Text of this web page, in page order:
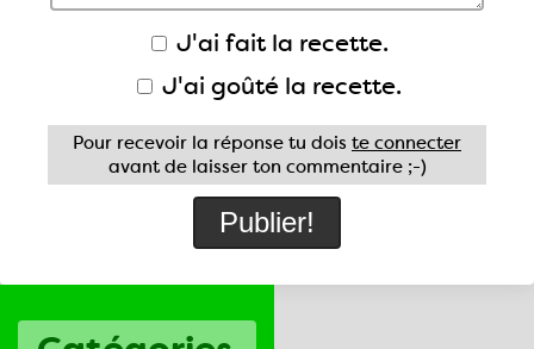
J'ai fait la recette.
J'ai goûté la recette.
Pour recevoir la réponse tu dois te connecter
avant de laisser ton commentaire ;-)